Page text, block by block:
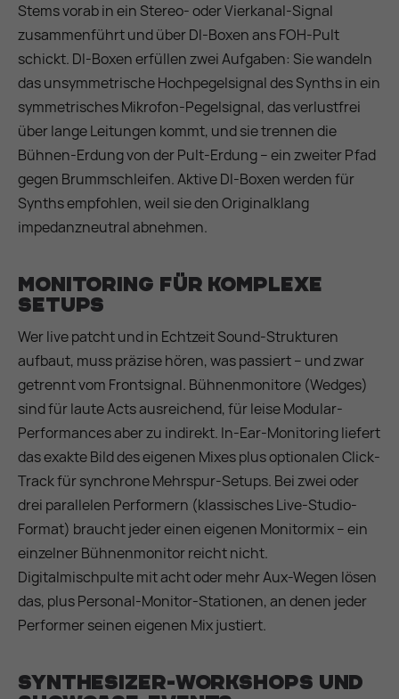
Stems vorab in ein Stereo- oder Vierkanal-Signal
zusammenführt und über DI-Boxen ans FOH-Pult
schickt. DI-Boxen erfüllen zwei Aufgaben: Sie wandeln
das unsymmetrische Hochpegelsignal des Synths in ein
symmetrisches Mikrofon-Pegelsignal, das verlustfrei
über lange Leitungen kommt, und sie trennen die
Bühnen-Erdung von der Pult-Erdung – ein zweiter Pfad
gegen Brummschleifen. Aktive DI-Boxen werden für
Synths empfohlen, weil sie den Originalklang
impedanzneutral abnehmen.
Monitoring für komplexe
Setups
Wer live patcht und in Echtzeit Sound-Strukturen
aufbaut, muss präzise hören, was passiert – und zwar
getrennt vom Frontsignal. Bühnenmonitore (Wedges)
sind für laute Acts ausreichend, für leise Modular-
Performances aber zu indirekt. In-Ear-Monitoring liefert
das exakte Bild des eigenen Mixes plus optionalen Click-
Track für synchrone Mehrspur-Setups. Bei zwei oder
drei parallelen Performern (klassisches Live-Studio-
Format) braucht jeder einen eigenen Monitormix – ein
einzelner Bühnenmonitor reicht nicht.
Digitalmischpulte mit acht oder mehr Aux-Wegen lösen
das, plus Personal-Monitor-Stationen, an denen jeder
Performer seinen eigenen Mix justiert.
Synthesizer-Workshops und